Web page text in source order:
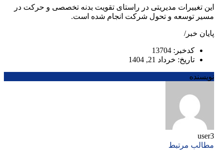
این تغییرات مدیریتی در راستای تقویت بدنه تخصصی و حرکت در
مسیر توسعه و تحول شرکت انجام شده است.
پایان خبر/
کدخبر: 13704
تاریخ: خرداد 21, 1404
نویسنده
user3
مطالب مرتبط